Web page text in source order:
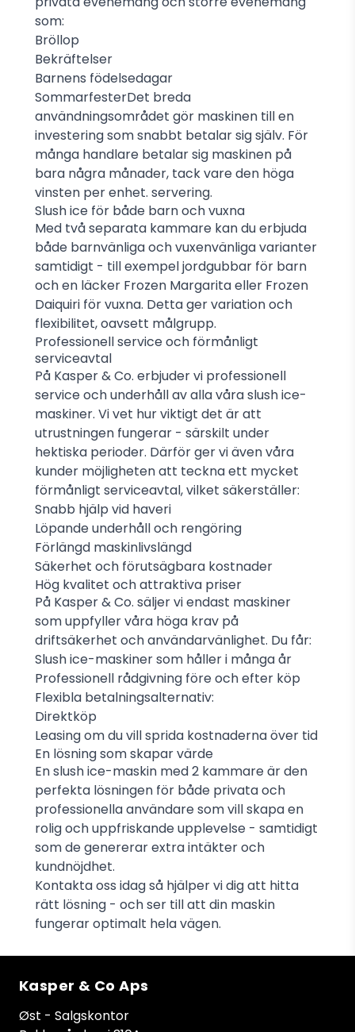
som:
Bröllop
Bekräftelser
Barnens födelsedagar
SommarfesterDet breda
användningsområdet gör maskinen till en
investering som snabbt betalar sig själv. För
många handlare betalar sig maskinen på
bara några månader, tack vare den höga
vinsten per enhet. servering.
Slush ice för både barn och vuxna
Med två separata kammare kan du erbjuda
både barnvänliga och vuxenvänliga varianter
samtidigt - till exempel jordgubbar för barn
och en läcker Frozen Margarita eller Frozen
Daiquiri för vuxna. Detta ger variation och
flexibilitet, oavsett målgrupp.
Professionell service och förmånligt
serviceavtal
På Kasper & Co. erbjuder vi professionell
service och underhåll av alla våra slush ice-
maskiner. Vi vet hur viktigt det är att
utrustningen fungerar - särskilt under
hektiska perioder. Därför ger vi även våra
kunder möjligheten att teckna ett mycket
förmånligt serviceavtal, vilket säkerställer:
Snabb hjälp vid haveri
Löpande underhåll och rengöring
Förlängd maskinlivslängd
Säkerhet och förutsägbara kostnader
Hög kvalitet och attraktiva priser
På Kasper & Co. säljer vi endast maskiner
som uppfyller våra höga krav på
driftsäkerhet och användarvänlighet. Du får:
Slush ice-maskiner som håller i många år
Professionell rådgivning före och efter köp
Flexibla betalningsalternativ:
Direktköp
Leasing om du vill sprida kostnaderna över tid
En lösning som skapar värde
En slush ice-maskin med 2 kammare är den
perfekta lösningen för både privata och
professionella användare som vill skapa en
rolig och uppfriskande upplevelse - samtidigt
som de genererar extra intäkter och
kundnöjdhet.
Kontakta oss idagså hjälper vi dig att hitta
rätt lösning - och ser till att din maskin
fungerar optimalt hela vägen.
Kasper & Co Aps
Øst - Salgskontor